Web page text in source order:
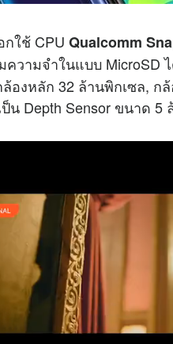
ใช้ CPU Qualcomm
ความจำในแบบ MicroSD
งหลัก 32 ล้านพิกเซล, ก
น Depth Sensor ขนาด 5